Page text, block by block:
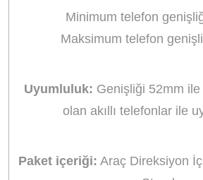
Minimum telefon
Maksimum telefon
Uyumluluk: Genişliği 52mm
olan akıllı telefonlar ile
Paket içeriği: Araç Direksiyon